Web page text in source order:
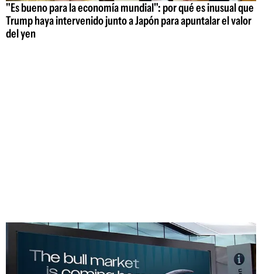
"Es bueno para la economía mundial": por qué es inusual que
Trump haya intervenido junto a Japón para apuntalar el valor
del yen